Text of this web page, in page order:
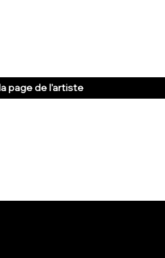
page de l'artiste